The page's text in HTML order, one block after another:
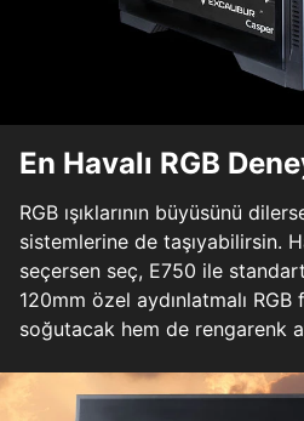
En Havalı RGB
RGB ışıklarının büyüsünü
sistemlerine de taşıyabilirsin.
seçersen seç, E750 ile
120mm özel aydınlatmalı RGB
soğutacak hem de rengarenk